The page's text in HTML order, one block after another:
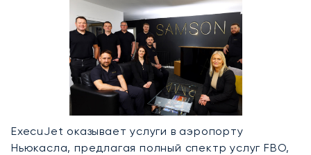
ExecuJet оказывает услуги в аэропорту
Ньюкасла, предлагая полный спектр услуг FBO,